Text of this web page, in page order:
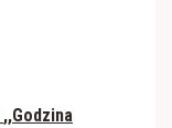
,,Godzina